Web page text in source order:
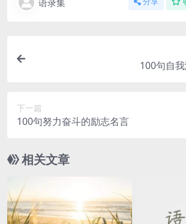
100句自
下一篇
100句努力奋斗的励志名言
相关文章